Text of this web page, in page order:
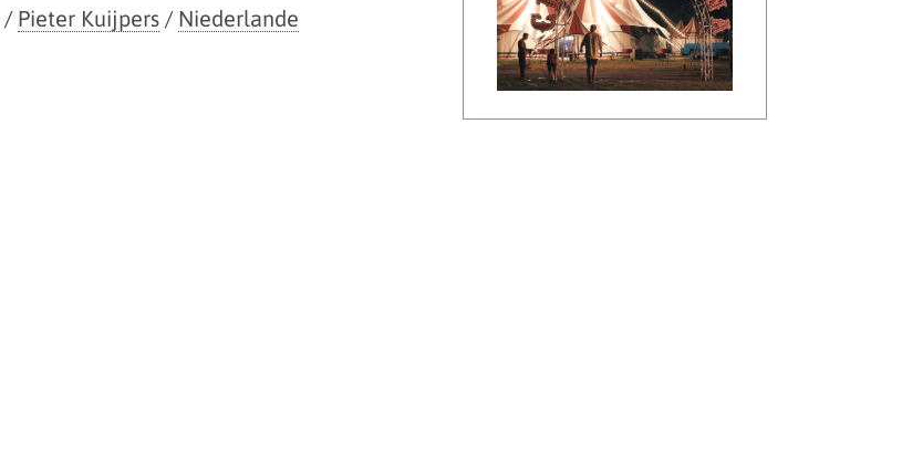
/ Pieter Kuijpers / Niederlande